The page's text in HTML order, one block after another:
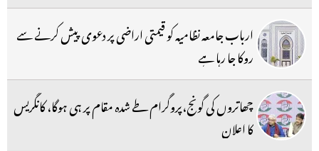
ارباب جامعہ نظامیہ کو قیمتی اراضی پر دعوی پیش کرنے سے
روکا جا رہا ہے
چھاتروں کی گونج،پروگرام طے شدہ مقام پر ہی ہوگا، کانگریس
کا اعلان